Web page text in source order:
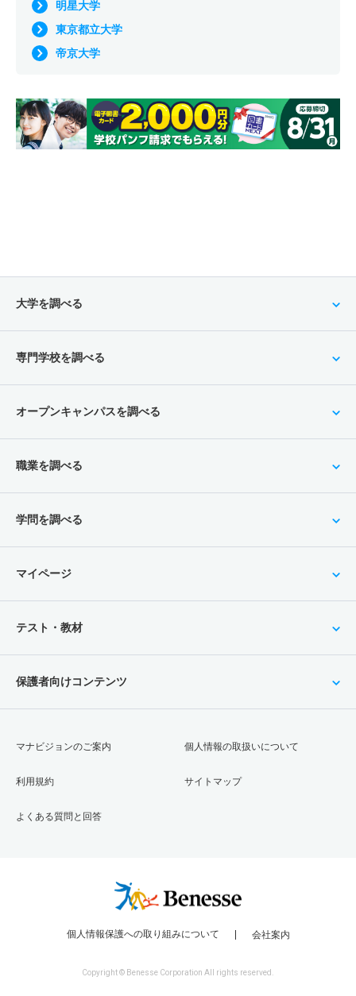
明星大学
東京都立大学
帝京大学
大学を調べる
専門学校を調べる
オープンキャンパスを調べる
職業を調べる
学問を調べる
マイページ
テスト・教材
保護者向けコンテンツ
マナビジョンのご案内
利用規約
よくある質問と回答
個人情報の取扱いについて
サイトマップ
個人情報保護への取り組みについて 会社案内
Copyright © Benesse Corporation All rights reserved.